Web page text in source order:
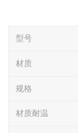
型号
材质
规格
材质耐温